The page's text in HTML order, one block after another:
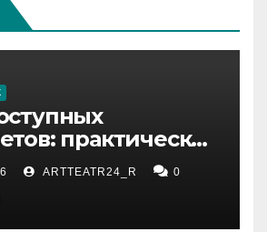
практические
ARTTEATR24_R 0